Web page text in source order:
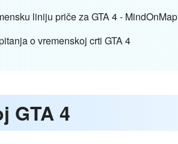
liniju priče za GTA 4 - MindOnMap
o vremenskoj crti GTA 4
GTA 4